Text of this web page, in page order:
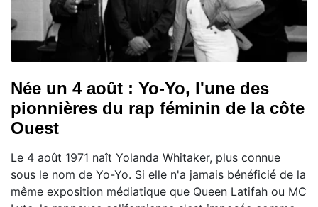
Née un 4 août : Yo-Yo, l'une des
pionnières du rap féminin de la côte
Ouest
Le 4 août 1971 naît Yolanda Whitaker, plus connue
sous le nom de Yo-Yo. Si elle n'a jamais bénéficié de la
même exposition médiatique que Queen Latifah ou MC